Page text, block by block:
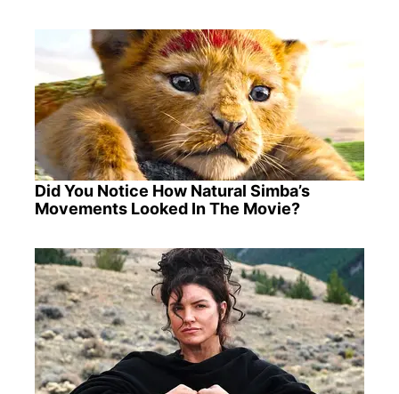
Did You Notice How Natural Simba’s
Movements Looked In The Movie?